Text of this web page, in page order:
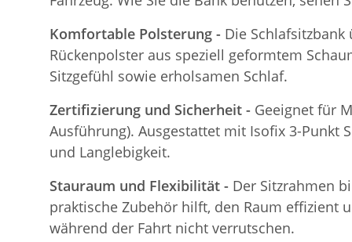
Komfortable Polsterung - Die
Rückenpolster aus speziell geformtem
Sitzgefühl sowie erholsamen Schlaf.
Zertifizierung und Sicherheit - Geeignet für
Ausführung). Ausgestattet mit Isofix 3-Punkt
und Langlebigkeit.
Stauraum und Flexibilität - Der Sitzrahmen
praktische Zubehör hilft, den Raum effizient
während der Fahrt nicht verrutschen.